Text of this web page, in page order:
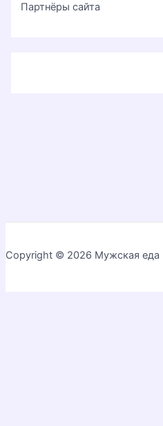
Партнёры сайта
Copyright © 2026 Мужская еда |